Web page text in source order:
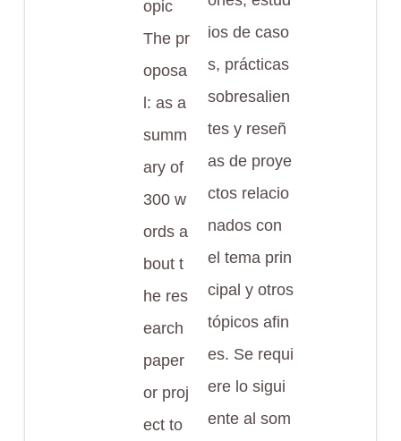
opic
The pr
oposa
l: as a
summ
ary of
300 w
ords a
bout t
he res
earch
paper
or proj
ect to
ios de caso
s, prácticas
sobresalien
tes y reseñ
as de proye
ctos relacio
nados con
el tema prin
cipal y otros
tópicos afin
es. Se requi
ere lo sigui
ente al som